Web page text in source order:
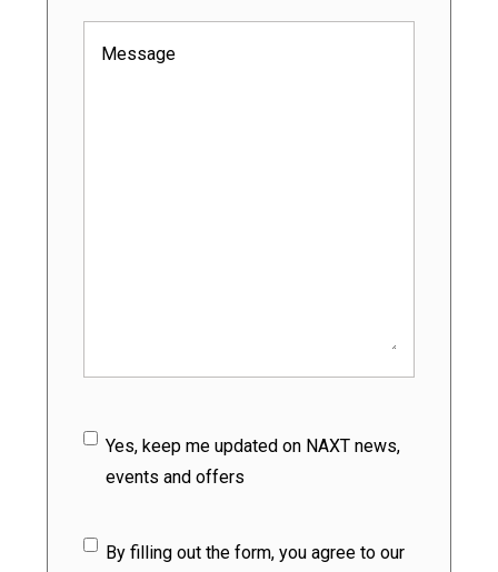
Message(Nécessaire)
Subscribe
Yes, keep me updated on NAXT news,
events and offers
Privacy Policy(Nécessaire)
By filling out the form, you agree to our